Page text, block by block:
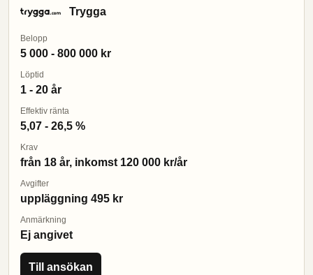
Trygga
Belopp
5 000 - 800 000 kr
Löptid
1 - 20 år
Effektiv ränta
5,07 - 26,5 %
Krav
från 18 år, inkomst 120 000 kr/år
Avgifter
uppläggning 495 kr
Anmärkning
Ej angivet
Till ansökan